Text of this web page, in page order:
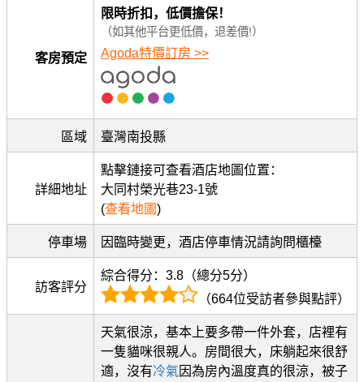
客房預定
限時折扣，低價擔保！
（如其他平台更低價，退差價!）
Agoda特價訂房 >>
區域 臺灣南投縣
詳細地址
點擊鏈接可查看酒店地圖位置：
大同村榮光巷23-1號
(查看地圖)
停車場 因臨時變更，酒店停車情況請詢問櫃檯
訪客評分
綜合得分：3.8（總分5分）
（664位受訪者參與點評）
天氣很涼，基本上要多帶一件外套，店裡有
一隻貓咪很親人。房間很大，床躺起來很舒
適，沒有冷氣因為房內溫度真的很涼，被子